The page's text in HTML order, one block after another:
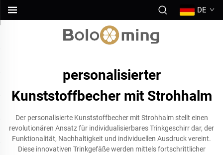
DE
personalisierter
Kunststoffbecher mit Strohhalm
Der personalisierte Kunststoffbecher mit Strohhalm stellt einen
revolutionären Ansatz für individualisierbares Trinkgeschirr dar, der
Funktionalität, Nachhaltigkeit und individuellen Ausdruck vereint.
Diese innovativen Trinkgefäße werden mittels fortschrittlicher